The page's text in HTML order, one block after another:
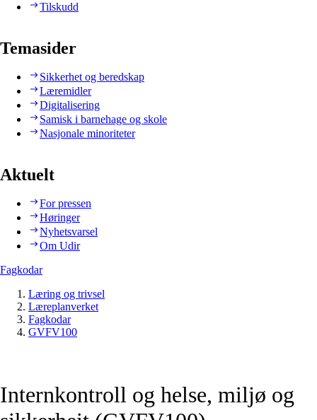
Tilskudd
Temasider
Sikkerhet og beredskap
Læremidler
Digitalisering
Samisk i barnehage og skole
Nasjonale minoriteter
Aktuelt
For pressen
Høringer
Nyhetsvarsel
Om Udir
Fagkodar
Læring og trivsel
Læreplanverket
Fagkodar
GVFV100
Internkontroll og helse, miljø og